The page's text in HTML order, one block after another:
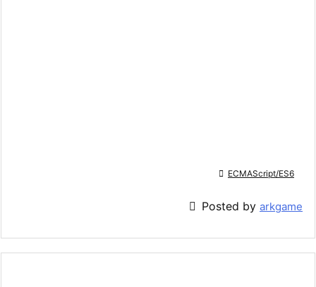
 ECMAScript/ES6
 Posted by arkgame